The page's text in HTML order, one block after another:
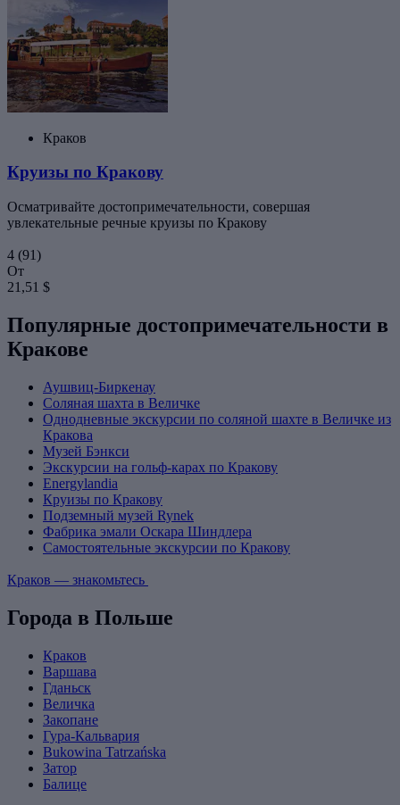
Краков
Круизы по Кракову
Осматривайте достопримечательности, совершая
увлекательные речные круизы по Кракову
4 (91)
От
21,51 $
Популярные достопримечательности в
Кракове
Аушвиц-Биркенау
Соляная шахта в Величке
Однодневные экскурсии по соляной шахте в Величке из
Кракова
Музей Бэнкси
Экскурсии на гольф-карах по Кракову
Energylandia
Круизы по Кракову
Подземный музей Rynek
Фабрика эмали Оскара Шиндлера
Самостоятельные экскурсии по Кракову
Краков — знакомьтесь
Города в Польше
Краков
Варшава
Гданьск
Величка
Закопане
Гура-Кальвария
Bukowina Tatrzańska
Затор
Балице